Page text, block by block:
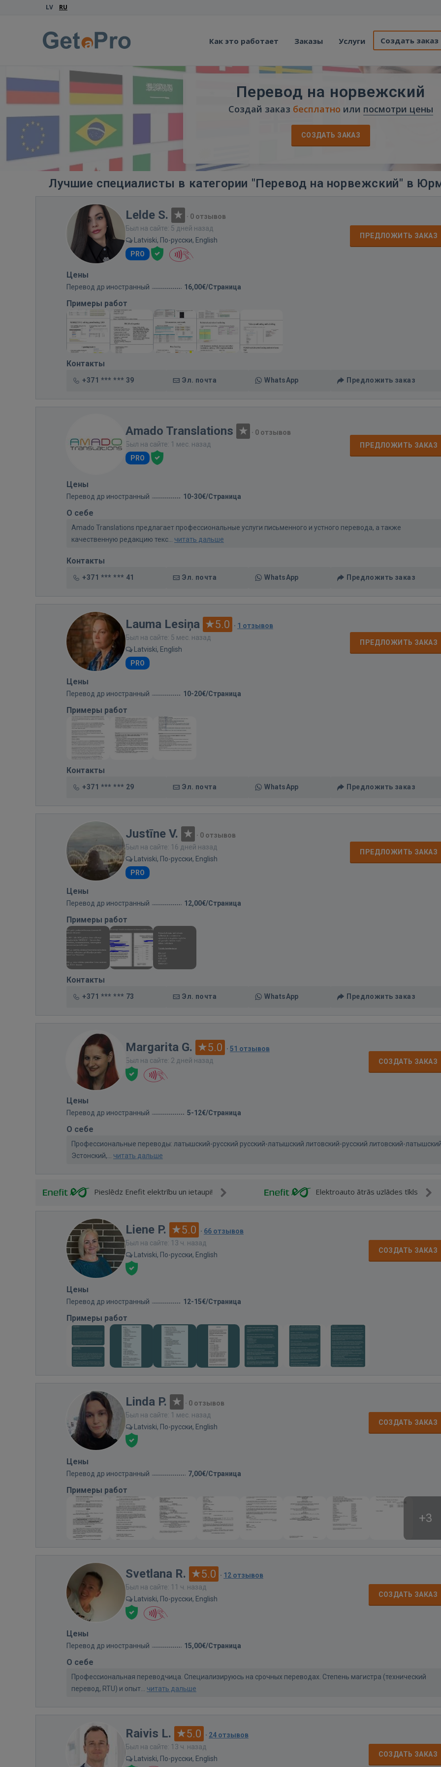
LV RU
Как это работает Заказы Услуги Создать заказ
Перевод на норвежский
Создай заказ бесплатно или посмотри цены
СОЗДАТЬ ЗАКАЗ
Лучшие специалисты в категории "Перевод на норвежский" в
Lelde S. · 0 отзывов
Был на сайте: 5 дней назад
Latviski, По-русски, English
PRO
ПРЕДЛОЖИТЬ ЗАКАЗ
Цены
Перевод др иностранный 16,00€/Страница
Примеры работ
Контакты
+371 *** *** 39 Эл. почта WhatsApp Предложить заказ
Amado Translations · 0 отзывов
Был на сайте: 1 мес. назад
PRO
ПРЕДЛОЖИТЬ ЗАКАЗ
Цены
Перевод др иностранный 10-30€/Страница
О себе
Amado Translations предлагает профессиональные услуги письменного и устного перевода, а также
качественную редакцию текс... читать дальше
Контакты
+371 *** *** 41 Эл. почта WhatsApp Предложить заказ
Lauma Lesiņa 5.0 · 1 отзывов
Был на сайте: 5 мес. назад
Latviski, English
PRO
ПРЕДЛОЖИТЬ ЗАКАЗ
Цены
Перевод др иностранный 10-20€/Страница
Примеры работ
Контакты
+371 *** *** 29 Эл. почта WhatsApp Предложить заказ
Justīne V. · 0 отзывов
Был на сайте: 16 дней назад
Latviski, По-русски, English
PRO
ПРЕДЛОЖИТЬ ЗАКАЗ
Цены
Перевод др иностранный 12,00€/Страница
Примеры работ
Контакты
+371 *** *** 73 Эл. почта WhatsApp Предложить заказ
Margarita G. 5.0 · 51 отзывов
Был на сайте: 2 дней назад
СОЗДАТЬ ЗАКАЗ
Цены
Перевод др иностранный 5-12€/Страница
О себе
Профессиональные переводы: латышский-русский русский-латышский литовский-русский литовский-
Эстонский,... читать дальше
Pieslēdz Enefit elektrību un ietaupi! Elektroauto ātrās uzlādes tīkls
Liene P. 5.0 · 66 отзывов
Был на сайте: 13 ч. назад
Latviski, По-русски, English
СОЗДАТЬ ЗАКАЗ
Цены
Перевод др иностранный 12-15€/Страница
Примеры работ
Linda P. · 0 отзывов
Был на сайте: 1 мес. назад
Latviski, По-русски, English
СОЗДАТЬ ЗАКАЗ
Цены
Перевод др иностранный 7,00€/Страница
Примеры работ
+3
Svetlana R. 5.0 · 12 отзывов
Был на сайте: 11 ч. назад
Latviski, По-русски, English
СОЗДАТЬ ЗАКАЗ
Цены
Перевод др иностранный 15,00€/Страница
О себе
Профессиональная переводчица. Специализируюсь на срочных переводах. Степень магистра (технический
перевод, RTU) и опыт... читать дальше
Raivis L. 5.0 · 24 отзывов
Был на сайте: 13 ч. назад
Latviski, По-русски, English
СОЗДАТЬ ЗАКАЗ